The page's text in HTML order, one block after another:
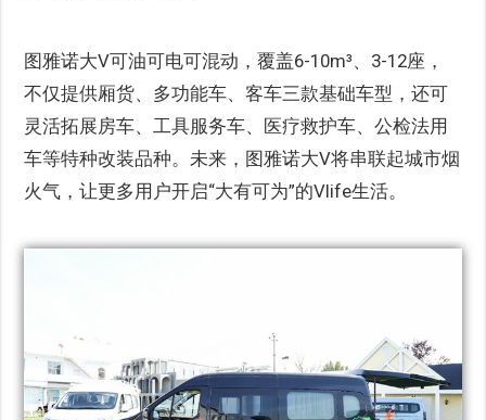
图雅诺大V可油可电可混动，覆盖6-10m³、3-12座，
不仅提供厢货、多功能车、客车三款基础车型，还可
灵活拓展房车、工具服务车、医疗救护车、公检法用
车等特种改装品种。未来，图雅诺大V将串联起城市烟
火气，让更多用户开启“大有可为”的Vlife生活。